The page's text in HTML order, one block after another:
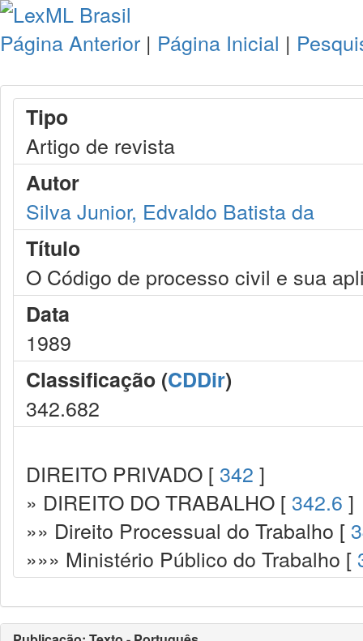
Página Anterior | Página Inicial |
Tipo
Artigo de revista
Autor
Silva Junior, Edvaldo Batista da
Título
O Código de processo civil e sua
Data
1989
Classificação (CDDir)
342.682
DIREITO PRIVADO [ 342 ]
» DIREITO DO TRABALHO [ 342.6 ]
»» Direito Processual do Trabalho [
»»» Ministério Público do Trabalho [